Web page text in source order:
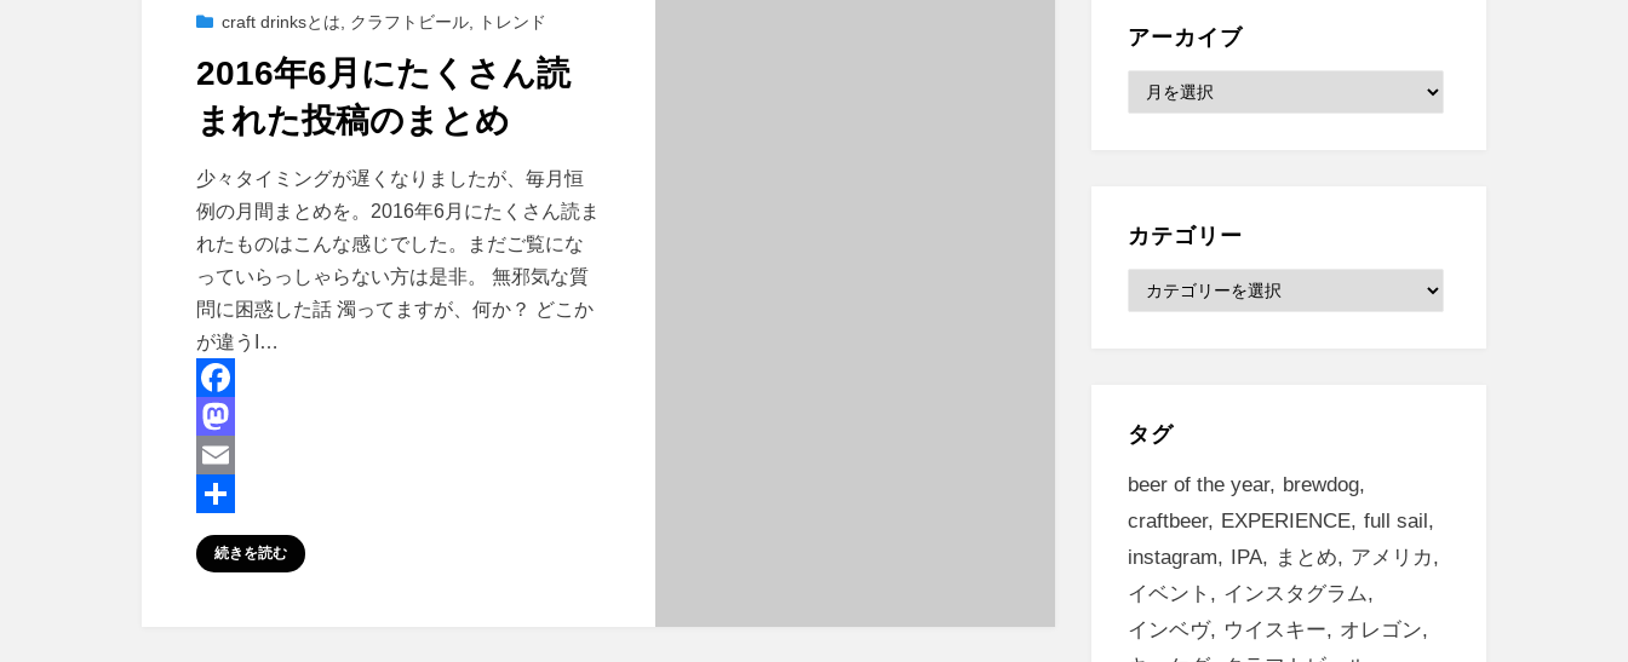
craft drinksとは クラフトビール トレンド
2016年6月にたくさん読
まれた投稿のまとめ
投稿者 master
少々タイミングが遅くなりましたが、毎月恒
例の月間まとめを。2016年6月にたくさん読ま
れたものはこんな感じでした。まだご覧にな
っていらっしゃらない方は是非。 無邪気な質
問に困惑した話 濁ってますが、何か？ どこか
が違うI…
F
a
c
e
b
M
a
t
E
m
a
共
有
続きを読む
アーカイブ
ー
カテゴリー
テ
タグ
beer of the year
brewdog
craftbeer
EXPERIENCE full sail
instagram
IPA まとめ
アメリカ
イベント
インスタグラム
インベヴ
ウイスキー
オレゴン